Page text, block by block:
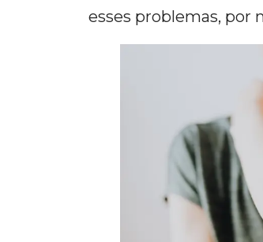
esses problemas, por